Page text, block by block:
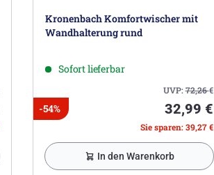
Kronenbach Komfortwischer mit
Wandhalterung rund
Sofort lieferbar
UVP:72,26€
-54% 32,99 €
Sie sparen: 39,27 €
In den Warenkorb